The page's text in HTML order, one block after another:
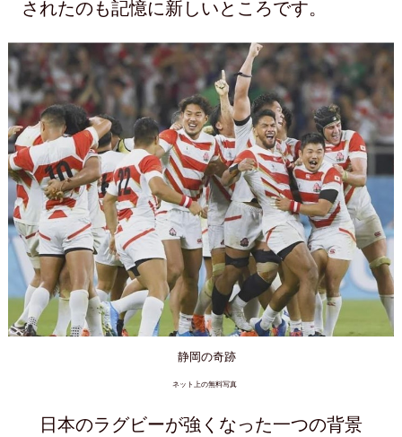
されたのも記憶に新しいところです。
静岡の奇跡
ネット上の無料写真
日本のラグビーが強くなった一つの背景